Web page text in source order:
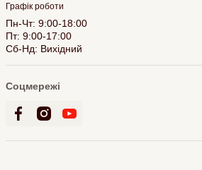
Графік роботи
Пн-Чт: 9:00-18:00
Пт: 9:00-17:00
Сб-Нд: Вихідний
Соцмережі